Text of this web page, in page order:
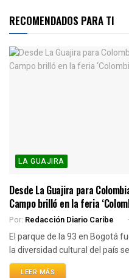
RECOMENDADOS PARA TI
LA GUAJIRA
Desde La Guajira para
Campo brilló en la feria
Por: Redacción Diario Caribe
El parque de la 93 en Bogotá
la diversidad cultural del país
LEER MÁS